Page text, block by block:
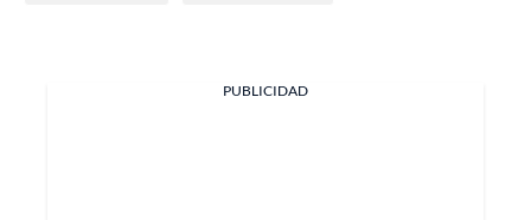
PUBLICIDAD